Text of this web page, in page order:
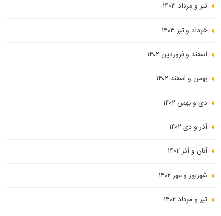
تیر و مرداد ۱۴۰۳
خرداد و تیر ۱۴۰۳
اسفند و فروردین ۱۴۰۲
بهمن و اسفند ۱۴۰۲
دی و بهمن ۱۴۰۲
آذر و دی ۱۴۰۲
آبان و آذر ۱۴۰۲
شهریور و مهر ۱۴۰۲
تیر و مرداد ۱۴۰۲